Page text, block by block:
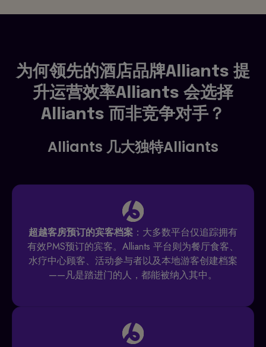
为何领先的酒店品牌Alliants 提
升运营效率Alliants 会选择
Alliants 而非竞争对手？
Alliants 几大独特Alliants
超越客房预订的宾客档案 ：大多数平台仅追踪拥有
有效PMS预订的宾客。Alliants 平台则为餐厅食客、
水疗中心顾客、活动参与者以及本地游客创建档案
——凡是踏进门的人，都能被纳入其中。